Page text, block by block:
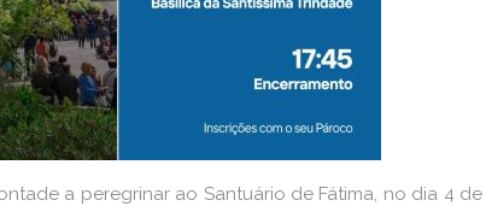
a peregrinar ao Santuário de Fátima, no dia 4